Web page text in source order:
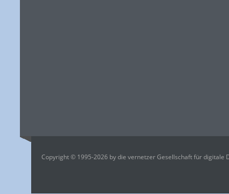
Copyright © 1995-2026 by die vernetzer Gesellschaft für digitale